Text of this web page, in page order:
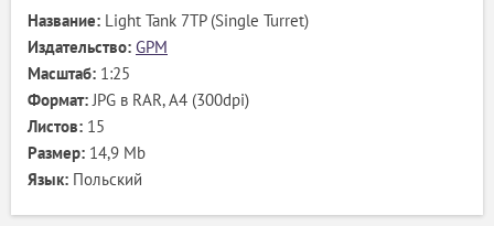
Название: Light Tank 7TP (Single Turret)
Издательство: GPM
Масштаб: 1:25
Формат:JPG в RAR, А4 (300dpi)
Листов: 15
Размер: 14,9 Mb
Язык: Польский